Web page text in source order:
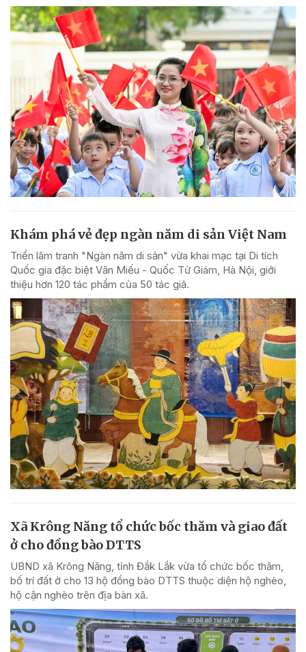
Khám phá vẻ đẹp ngàn năm di sản Việt Nam
Triển lãm tranh "Ngàn năm di sản" vừa khai mạc tại Di tích
Quốc gia đặc biệt Văn Miếu - Quốc Tử Giám, Hà Nội, giới
thiệu hơn 120 tác phẩm của 50 tác giả.
Xã Krông Năng tổ chức bốc thăm và giao đất
ở cho đồng bào DTTS
UBND xã Krông Năng, tỉnh Đắk Lắk vừa tổ chức bốc thăm,
bố trí đất ở cho 13 hộ đồng bào DTTS thuộc diện hộ nghèo,
hộ cận nghèo trên địa bàn xã.